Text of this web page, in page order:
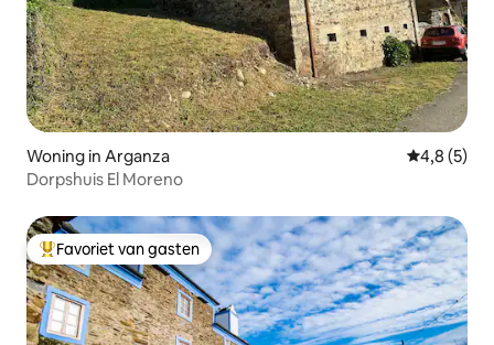
Woning in Arganza
4,8 (5)
Dorpshuis El Moreno
Topfavoriet van gasten
Favoriet van gasten